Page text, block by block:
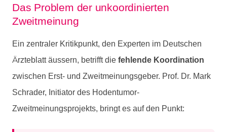
Das Problem der unkoordinierten
Zweitmeinung
Ein zentraler Kritikpunkt, den Experten im Deutschen
Ärzteblatt äussern, betrifft die fehlende Koordination
zwischen Erst- und Zweitmeinungsgeber. Prof. Dr. Mark
Schrader, Initiator des Hodentumor-
Zweitmeinungsprojekts, bringt es auf den Punkt: